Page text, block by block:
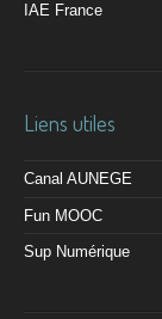
IAE France
Liens utiles
Canal AUNEGE
Fun MOOC
Sup Numérique